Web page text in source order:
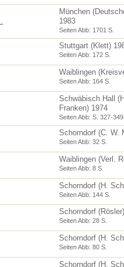
München
1983
Seiten Abb: 1701 S.
Stuttgart (Klett)
Seiten Abb: 172 S.
Waiblingen
Seiten Abb: 164 S.
Schwäbisch Hall
Franken) 1974
Seiten Abb: S. 327-349
Schorndorf (C. W.
Seiten Abb: 32 S.
Waiblingen (Verl.
Seiten Abb: 8 S.
Schorndorf (H.
Seiten Abb: 144 S.
Schorndorf
Seiten Abb: 28 S.
Schorndorf (H.
Seiten Abb: 80 S.
Schorndorf (H.